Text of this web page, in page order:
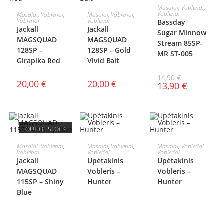
Į KREPŠELĮ
Masalai, Vobleriai,
Vobleriai
Jackall
MAGSQUAD
128SP –
Girapika Red
20,00 €
Į KREPŠELĮ
Masalai, Vobleriai,
Vobleriai
Jackall
MAGSQUAD
128SP – Gold
Vivid Bait
20,00 €
AKCIJA!
Į KREPŠELĮ
Masalai, Vobleriai,
Vobleriai
Bassday
Sugar Minnow
Stream 85SP-
MR ST-005
14,90€
13,90 €
OUT OF STOCK
DAUGIAU
Masalai, Vobleriai,
Vobleriai
Jackall
MAGSQUAD
115SP – Shiny
Blue
Į KREPŠELĮ
Masalai, Vobleriai,
Vobleriai
Upėtakinis
Vobleris –
Hunter
Į KREPŠELĮ
Masalai, Vobleriai,
Vobleriai
Upėtakinis
Vobleris –
Hunter